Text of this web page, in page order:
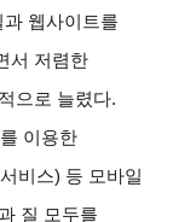
과 웹사이트를
서 저렴한
으로 늘렸다.
이용한
비스) 등 모바일
질 모두를